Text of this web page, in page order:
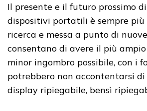
Il presente e il futuro prossimo
dispositivi portatili è sempre
ricerca e messa a punto di
consentano di avere il più
minor ingombro possibile, con i
potrebbero non accontentarsi di
display ripiegabile, bensì